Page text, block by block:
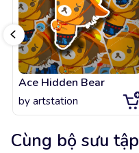
Ace Hidden Bear
by artstation
Cùng bộ sưu tập